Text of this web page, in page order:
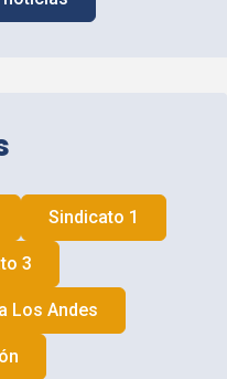
Sindicato 1
3
Los Andes